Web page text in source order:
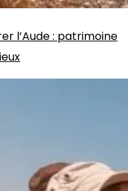
l’Aude : patrimoine